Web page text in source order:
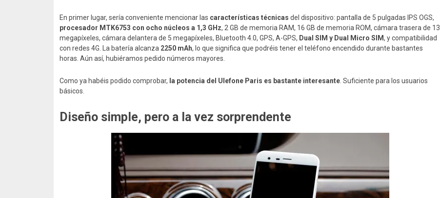
En primer lugar, sería conveniente mencionar las características técnicas del dispositivo: pantalla de 5 pulgadas IPS OGS,
procesador MTK6753 con ocho núcleos a 1,3 GHz, 2 GB de memoria RAM, 16 GB de memoria ROM, cámara trasera de 13
megapíxeles, cámara delantera de 5 megapíxeles, Bluetooth 4.0, GPS, A-GPS, Dual SIM y Dual Micro SIM, y compatibilidad
con redes 4G. La batería alcanza 2250 mAh, lo que significa que podréis tener el teléfono encendido durante bastantes
horas. Aún así, hubiéramos pedido números mayores.
Como ya habéis podido comprobar, la potencia del Ulefone Paris es bastante interesante . Suficiente para los usuarios
básicos.
Diseño simple, pero a la vez sorprendente